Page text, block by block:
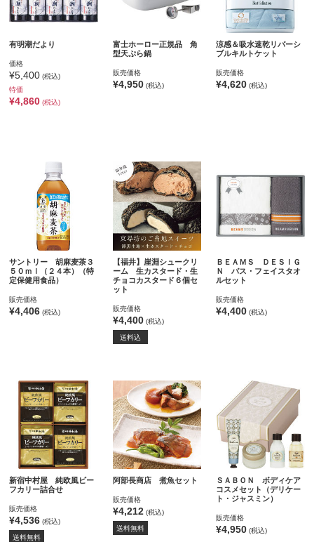
有明潮だより
価格
¥5,400 (税込)
特価
¥4,860 (税込)
富士ホーロー正規品 角
型天ぷら鍋
販売価格
¥4,950(税込)
涼感＆吸水速乾リバーシ
ブルキルトケット
販売価格
¥4,620 (税込)
サントリー 胡麻麦茶３
５０ｍｌ（２４本）（特
定保健用食品）
販売価格
¥4,406 (税込)
【福井】崖淵シュークリ
ーム 生カスタード・生
チョコカスタード６個セ
ット
販売価格
¥4,400(税込)
送料込
ＢＥＡＭＳ ＤＥＳＩＧ
Ｎ バス・フェイスタオ
ルセット
販売価格
¥4,400 (税込)
新宿中村屋 純欧風ビー
フカリー詰合せ
販売価格
¥4,536 (税込)
送料無料
阿部長商店 煮魚セット
販売価格
¥4,212(税込)
送料無料
ＳＡＢＯＮ ボディケア
コスメセット（デリケー
ト・ジャスミン）
販売価格
¥4,950 (税込)